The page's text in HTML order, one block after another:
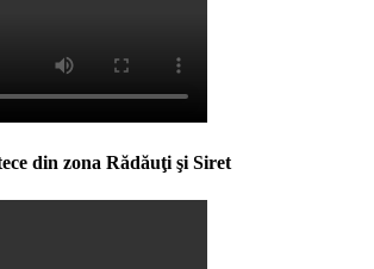
din zona Rădăuţi şi Siret